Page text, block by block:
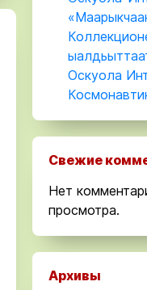
Оскуола
Свежие
Нет
просмотра.
Архивы